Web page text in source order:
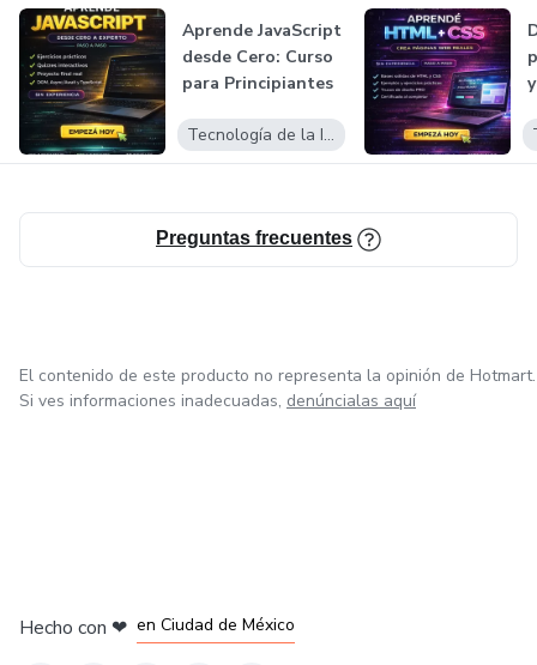
Aprende JavaScript
desde Cero: Curso
para Principiantes
Tecnología de la Información
Preguntas frecuentes
El contenido de este producto no representa la opinión de Hotmart.
Si ves informaciones inadecuadas, denúncialas aquí
Hecho con ❤ en Ciudad de México